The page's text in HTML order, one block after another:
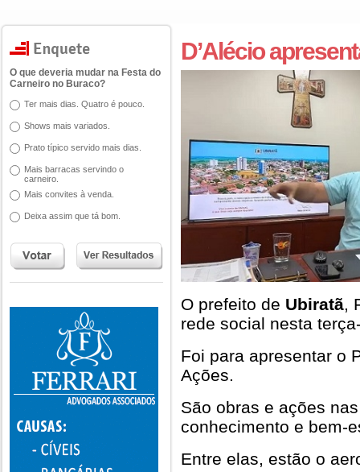
O que deveria mudar na Festa do
Carneiro no Buraco?
Ter mais dias. Quatro é pouco.
Shows mais variados.
Prato típico servido mais dias.
Mais barracas servindo o
carneiro.
Mais convites à venda.
Deixa assim que tá bom.
D’Alécio
O prefeito de Ubiratã,
rede social nesta
Foi para apresentar o
Ações.
São obras e ações
conhecimento e bem-
Entre elas, estão o